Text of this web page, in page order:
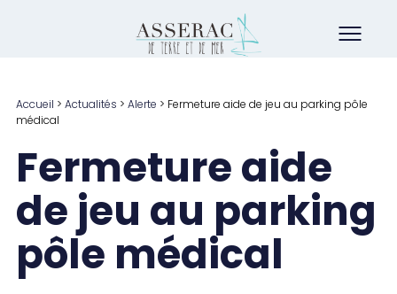
Accueil > Actualités > Alerte > Fermeture aide de jeu au parking pôle
médical
Fermeture aide
de jeu au parking
pôle médical